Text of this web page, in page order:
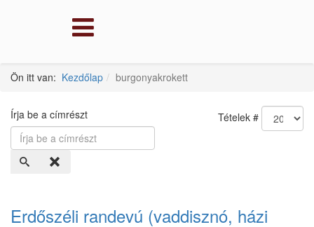
Ön itt van: Kezdőlap burgonyakrokett
Írja be a címrészt Tételek #
Erdőszéli randevú (vaddisznó, házi